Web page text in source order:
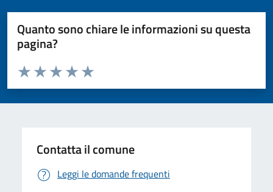
Quanto sono chiare le informazioni su questa
pagina?
Valuta da 1 a 5 stelle la pagina
Valuta 5 stelle su 5
Valuta 4 stelle su 5
Valuta 3 stelle su 5
Valuta 2 stelle su 5
Valuta 1 stelle su 5
Contatta il comune
Leggi le domande frequenti